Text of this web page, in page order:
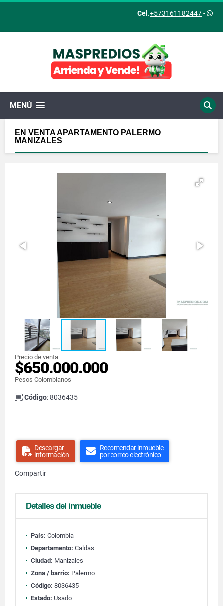
Cel.+573161182447-
MENÚ
EN VENTA APARTAMENTO PALERMO
MANIZALES
Precio de venta
$650.000.000
Pesos Colombianos
Código: 8036435
Descargar
información
Recomendar inmueble
por correo electrónico
Compartir
Detalles del inmueble
País: Colombia
Departamento: Caldas
Ciudad: Manizales
Zona / barrio: Palermo
Código: 8036435
Estado: Usado